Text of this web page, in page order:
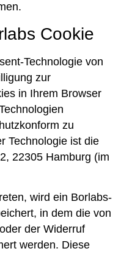
Cookie
Technologie von
zur
in Ihrem Browser
zu
Technologie ist die
22305 Hamburg (im
wird ein Borlabs-
in dem die von
der Widerruf
werden. Diese